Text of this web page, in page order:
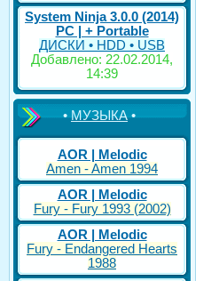
System Ninja 3.0.0 (2014)
РС | + Portable
ДИСКИ • HDD • USB
Добавлено: 22.02.2014,
14:39
•МУЗЫКА•
AOR | Melodic
Amen - Amen 1994
AOR | Melodic
Fury - Fury 1993 (2002)
AOR | Melodic
Fury - Endangered Hearts
1988